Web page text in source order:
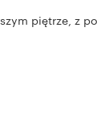
piętrze, z